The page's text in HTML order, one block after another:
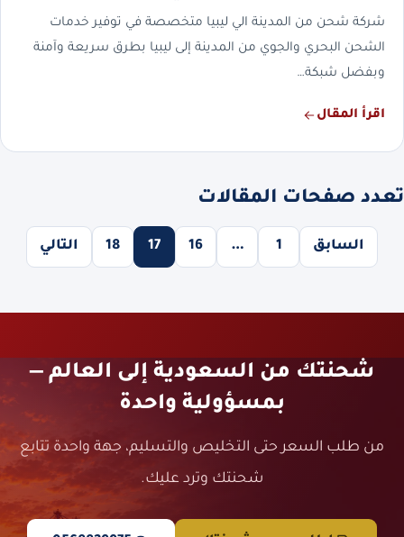
شركة شحن من المدينة الي ليبيا متخصصة في توفير خدمات
الشحن البحري والجوي من المدينة إلى ليبيا بطرق سريعة وآمنة
وبفضل شبكة…
اقرأ المقال
تعدد صفحات المقالات
السابق 1
…
16
17
18 التالي
شحنتك من السعودية إلى العالم —
بمسؤولية واحدة
من طلب السعر حتى التخليص والتسليم، جهة واحدة تتابع
شحنتك وترد عليك.